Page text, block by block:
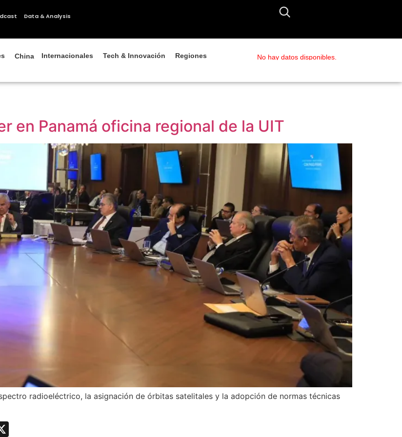
Data & Analysis
China Internacionales Tech & Innovación Regiones No hay datos disponibles.
en Panamá oficina regional de la UIT
radioeléctrico, la asignación de órbitas satelitales y la adopción de normas técnicas